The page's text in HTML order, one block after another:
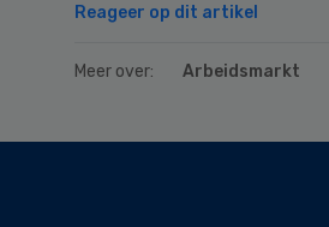
Reageer op dit artikel
Meer over: Arbeidsmarkt